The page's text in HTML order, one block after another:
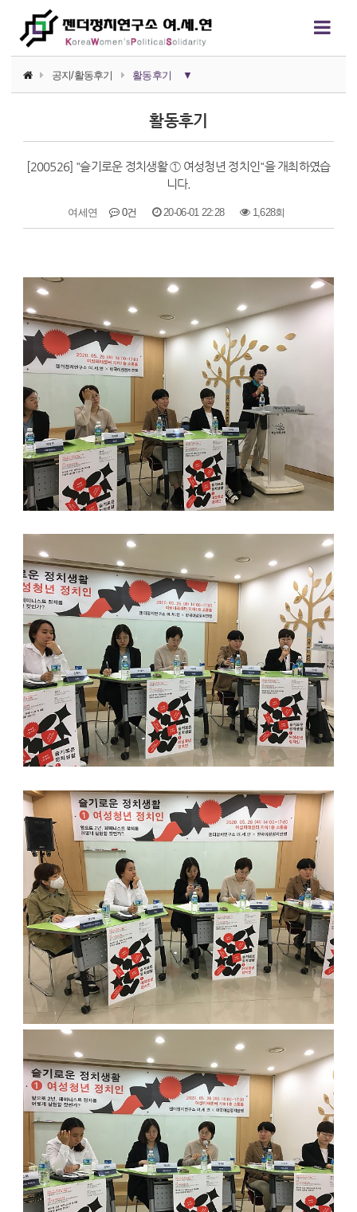
공지/활동후기 활동후기 ▼
활동후기
활동가 소식
활동후기
[200526] "슬기로운 정치생활 ① 여성청년 정치인"을 개최하였습
니다.
여세연 0건 20-06-01 22:28 1,628회